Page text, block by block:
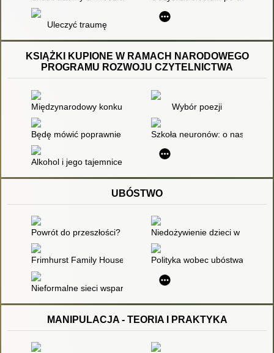
Uleczyć traumę
KSIĄŻKI KUPIONE W RAMACH NARODOWEGO
PROGRAMU ROZWOJU CZYTELNICTWA
Międzynarodowy konkurs Kangur Matematyczny 2016 :
Wybór poezji
Będę mówić poprawnie : program terapii logopedycznej
Szkoła neuronów: o
Alkohol i jego tajemnice : co musisz wiedzieć, zanim
UBÓSTWO
Powrót do przeszłości? : pomoc społeczna w obliczu
Niedożywienie dzieci w
Frimhurst Family House : alternatywna forma pomocy ubogim
Polityka wobec ubóstwa i
Nieformalne sieci wsparcia ludności żyjącej w biedzie (na wsi i
MANIPULACJA - TEORIA I PRAKTYKA